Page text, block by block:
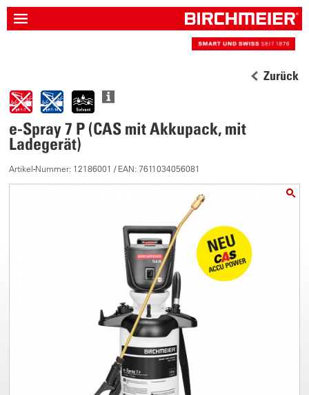
Zurück
e-Spray 7 P (CAS mit Akkupack, mit
Ladegerät)
Artikel-Nummer: 12186001 / EAN: 7611034056081